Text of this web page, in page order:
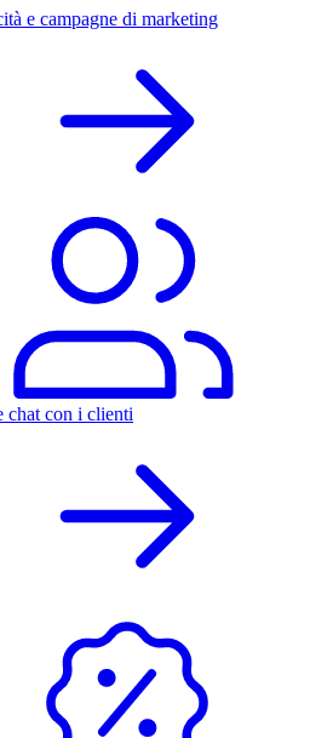
e campagne di marketing
chat con i clienti